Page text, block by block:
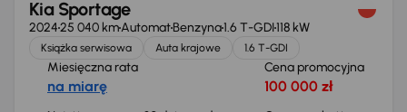
Kia Sportage
202425 040 kmAutomatBenzyna1.6 T-GDI118 kW
Książka serwisowa Auta krajowe 1.6 T-GDI
Miesięczna rata
na miarę
Cena promocyjna
100 000 zł